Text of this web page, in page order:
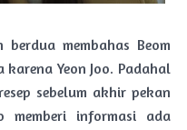
membahas Beom
Yeon Joo. Padahal
sebelum akhir pekan
memberi informasi ada